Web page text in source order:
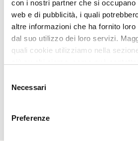
con i nostri partner che si occupano
web e di pubblicità, i quali
altre informazioni che ha fornito
dal suo utilizzo dei loro servizi.
quali cookie utilizziamo nella
può trovare nel footer del sito nella
delNecessari
Preferenze
informazioni?